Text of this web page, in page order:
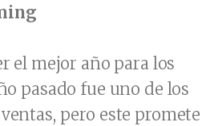
el mejor año para los
pasado fue uno de los
pero este promete